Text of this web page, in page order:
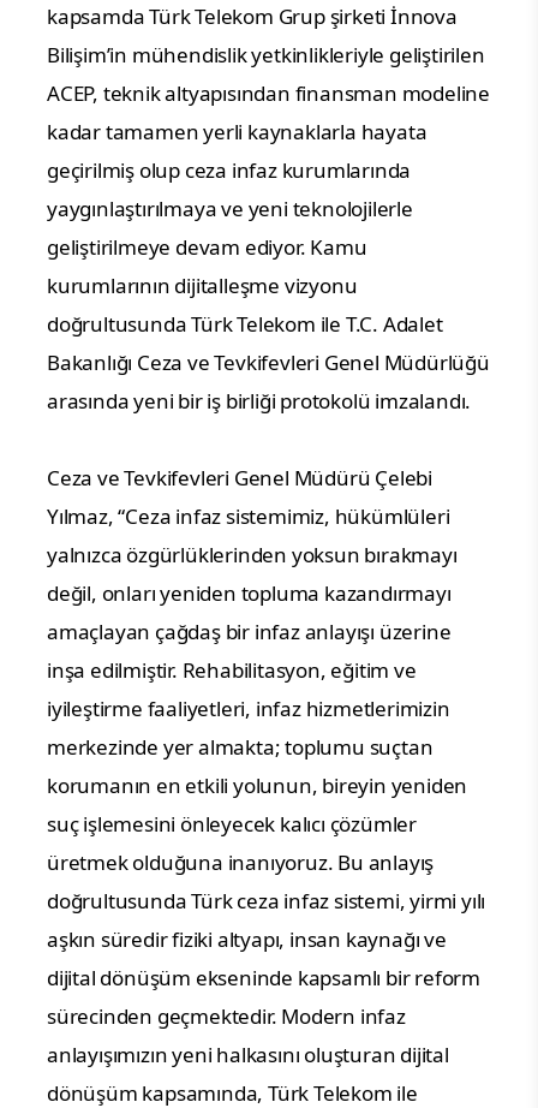
kapsamda Türk Telekom Grup şirketi İnnova
Bilişim’in mühendislik yetkinlikleriyle geliştirilen
ACEP, teknik altyapısından finansman modeline
kadar tamamen yerli kaynaklarla hayata
geçirilmiş olup ceza infaz kurumlarında
yaygınlaştırılmaya ve yeni teknolojilerle
geliştirilmeye devam ediyor. Kamu
kurumlarının dijitalleşme vizyonu
doğrultusunda Türk Telekom ile T.C. Adalet
Bakanlığı Ceza ve Tevkifevleri Genel Müdürlüğü
arasında yeni bir iş birliği protokolü imzalandı.
Ceza ve Tevkifevleri Genel Müdürü Çelebi
Yılmaz, “Ceza infaz sistemimiz, hükümlüleri
yalnızca özgürlüklerinden yoksun bırakmayı
değil, onları yeniden topluma kazandırmayı
amaçlayan çağdaş bir infaz anlayışı üzerine
inşa edilmiştir. Rehabilitasyon, eğitim ve
iyileştirme faaliyetleri, infaz hizmetlerimizin
merkezinde yer almakta; toplumu suçtan
korumanın en etkili yolunun, bireyin yeniden
suç işlemesini önleyecek kalıcı çözümler
üretmek olduğuna inanıyoruz. Bu anlayış
doğrultusunda Türk ceza infaz sistemi, yirmi yılı
aşkın süredir fiziki altyapı, insan kaynağı ve
dijital dönüşüm ekseninde kapsamlı bir reform
sürecinden geçmektedir. Modern infaz
anlayışımızın yeni halkasını oluşturan dijital
dönüşüm kapsamında, Türk Telekom ile